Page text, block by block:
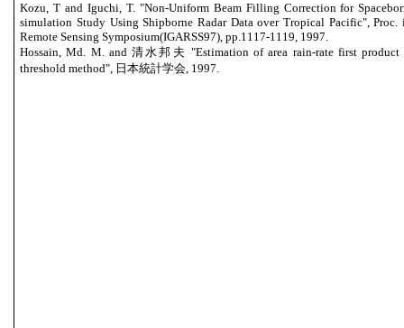
Kozu, T and Iguchi, T. "Non-Uniform Beam Filling Correction for
simulation Study Using Shipborne Radar Data over Tropical Pacific", Proc.
Remote Sensing Symposium(IGARSS97), pp.1117-1119, 1997.
Hossain, Md. M. and 清水邦夫 "Estimation of area rain-rate first product
threshold method", 日本統計学会, 1997.